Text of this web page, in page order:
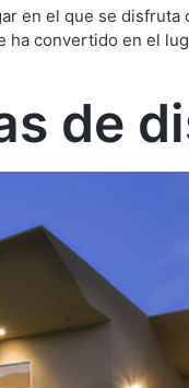
en el que se
ha convertido en el
de